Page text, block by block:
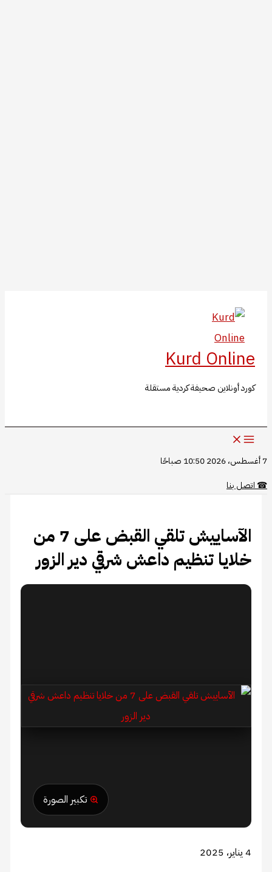
المحتوى
Kurd Online
كورد أونلاين صحيفة كردية مستقلة
7 أغسطس، 2026 10:50 صباحًا
☎اتصل بنا
الآساييش تلقي القبض على 7 من
خلايا تنظيم داعش شرقي دير الزور
تكبير الصورة
4 يناير، 2025